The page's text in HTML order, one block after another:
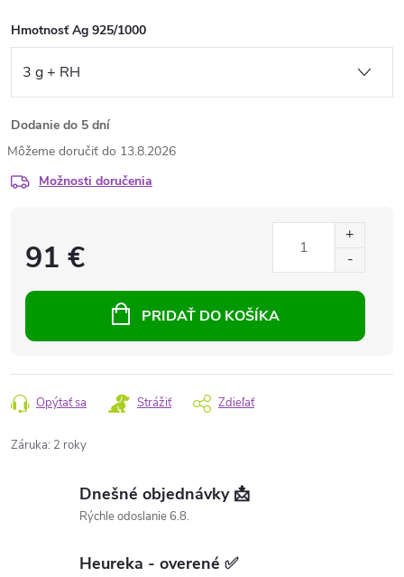
Hmotnosť Ag 925/1000
Dodanie do 5 dní
13.8.2026
Možnosti doručenia
91 €
PRIDAŤ DO KOŠÍKA
Opýtať sa Strážiť Zdieľať
Záruka: 2 roky
Dnešné objednávky 📩
Rýchle odoslanie 6.8.
Heureka - overené ✅